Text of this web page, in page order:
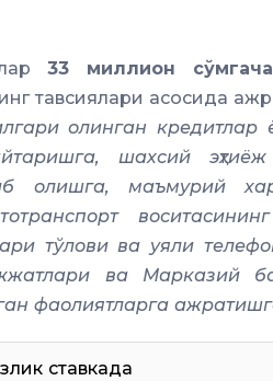
Агробанк
33 миллион сўмгача
тавсиялари асосида
олинган кредитлар
шахсий
олишга, маъмурий
тўлови ва уяли
ва Марказий
фаолиятларга
ставкада